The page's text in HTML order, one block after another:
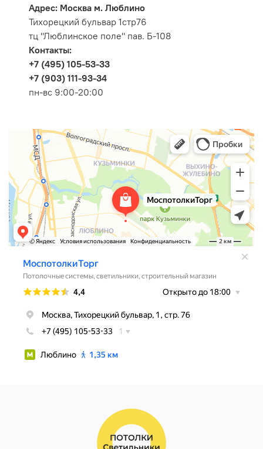
Адрес: Москва м. Люблино
Тихорецкий бульвар 1стр76
тц "Люблинское поле" пав. Б-108
Контакты:
+7 (495) 105-53-33
+7 (903) 111-93-34
пн-вс 9:00-20:00